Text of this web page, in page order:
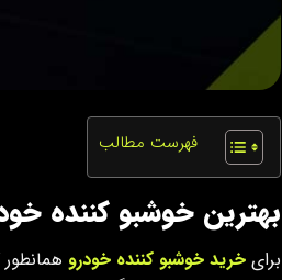
فهرست مطالب
بهترین خوشبو کننده
برای خرید خوشبو کننده خودرو